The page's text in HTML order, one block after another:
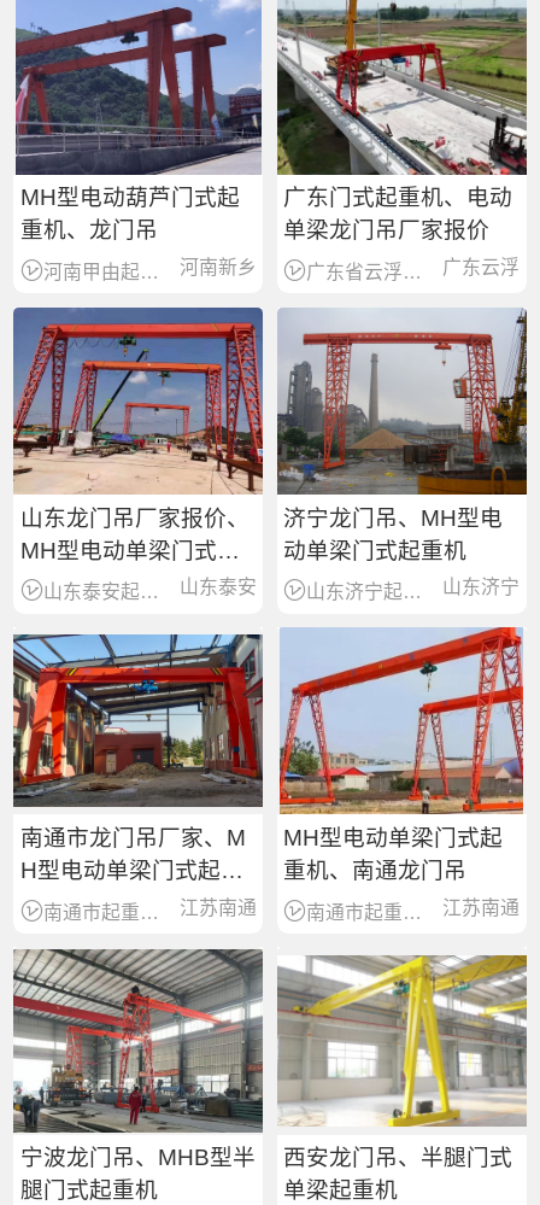
MH型电动葫芦门式起
重机、龙门吊
河南新乡
河南甲由起重机有限公司
广东门式起重机、电动
单梁龙门吊厂家报价
广东云浮
广东省云浮市起重机综合销售服务
山东龙门吊厂家报价、
MH型电动单梁门式起
重机
山东泰安
山东泰安起重机械销售服务
济宁龙门吊、MH型电
动单梁门式起重机
山东济宁
山东济宁起重机械销售服务商
南通市龙门吊厂家、M
H型电动单梁门式起重
机价格
江苏南通
南通市起重机械销售服务商
MH型电动单梁门式起
重机、南通龙门吊
江苏南通
南通市起重机械销售服务商
宁波龙门吊、MHB型半
腿门式起重机
西安龙门吊、半腿门式
单梁起重机